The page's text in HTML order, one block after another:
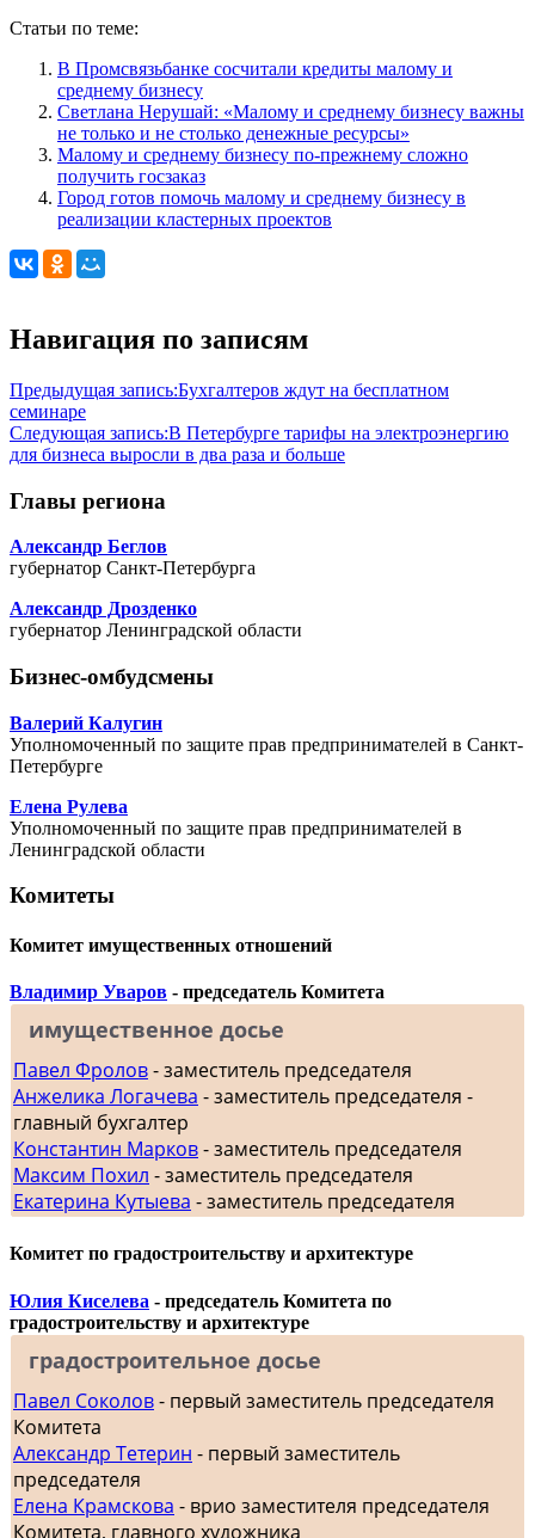
Статьи по теме:
В Промсвязьбанке сосчитали кредиты малому и
среднему бизнесу
Светлана Нерушай: «Малому и среднему бизнесу важны
не только и не столько денежные ресурсы»
Малому и среднему бизнесу по-прежнему сложно
получить госзаказ
Город готов помочь малому и среднему бизнесу в
реализации кластерных проектов
Навигация по записям
Предыдущая запись:Бухгалтеров ждут на бесплатном
семинаре
Следующая запись:В Петербурге тарифы на электроэнергию
для бизнеса выросли в два раза и больше
Главы региона
Александр Беглов
губернатор Санкт-Петербурга
Александр Дрозденко
губернатор Ленинградской области
Бизнес-омбудсмены
Валерий Калугин
Уполномоченный по защите прав предпринимателей в Санкт-
Петербурге
Елена Рулева
Уполномоченный по защите прав предпринимателей в
Ленинградской области
Комитеты
Комитет имущественных отношений
Владимир Уваров - председатель Комитета
имущественное досье
Павел Фролов- заместитель председателя
Анжелика Логачева - заместитель председателя -
главный бухгалтер
Константин Марков- заместитель председателя
Максим Похил - заместитель председателя
Екатерина Кутыева - заместитель председателя
Комитет по градостроительству и архитектуре
Юлия Киселева - председатель Комитета по
градостроительству и архитектуре
градостроительное досье
Павел Соколов- первый заместитель председателя
Комитета
Александр Тетерин - первый заместитель
председателя
Елена Крамскова - врио заместителя председателя
Комитета, главного художника